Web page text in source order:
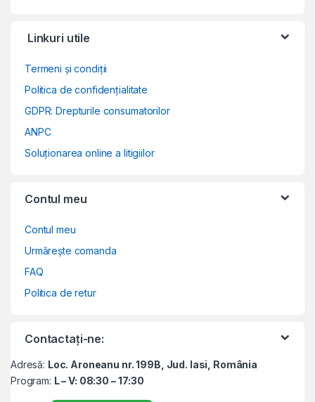
Linkuri utile
Termeni și condiții
Politica de confidențialitate
GDPR: Drepturile consumatorilor
ANPC
Soluționarea online a litigiilor
Contul meu
Contul meu
Urmărește comanda
FAQ
Politica de retur
Contactați-ne:
Adresă: Loc. Aroneanu nr. 199B, Jud. Iasi, România
Program: L – V: 08:30 – 17:30